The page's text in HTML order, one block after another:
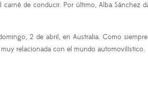
de conducir. Por último, Alba Sánchez
2 de abril, en Australia. Como
relacionada con el mundo automovilístico.